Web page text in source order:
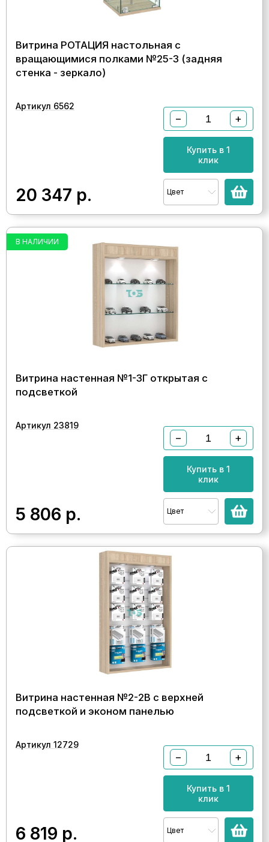
Витрина РОТАЦИЯ настольная с
вращающимися полками №25-3 (задняя
стенка - зеркало)
Артикул 6562
20 347 р.
− +
Купить в 1
клик
Цвет
В НАЛИЧИИ
Витрина настенная №1-3Г открытая с
подсветкой
Артикул 23819
5 806 р.
− +
Купить в 1
клик
Цвет
Витрина настенная №2-2В с верхней
подсветкой и эконом панелью
Артикул 12729
6 819 р.
− +
Купить в 1
клик
Цвет